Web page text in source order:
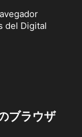
del Digital
ブラウザ